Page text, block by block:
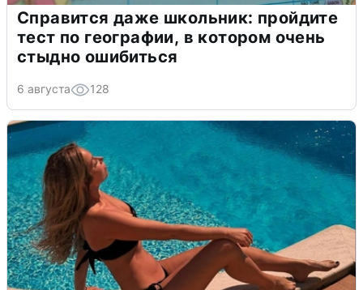
Справится даже школьник: пройдите
тест по географии, в котором очень
стыдно ошибиться
6 августа 128